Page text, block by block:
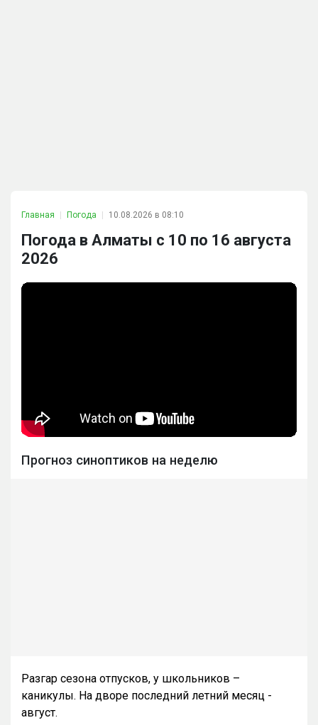
Главная Погода 10.08.2026 в 08:10
Погода в Алматы с 10 по 16 августа
2026
Прогноз синоптиков на неделю
Разгар сезона отпусков, у школьников –
каникулы. На дворе последний летний месяц -
август.